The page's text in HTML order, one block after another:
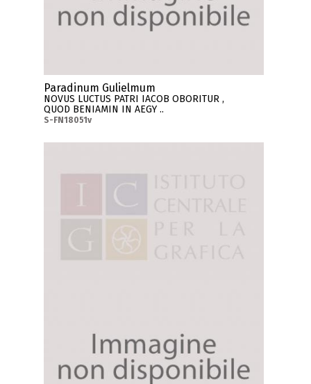
Paradinum Gulielmum
NOVUS LUCTUS PATRI IACOB OBORITUR ,
QUOD BENIAMIN IN AEGY ..
S-FN18051v